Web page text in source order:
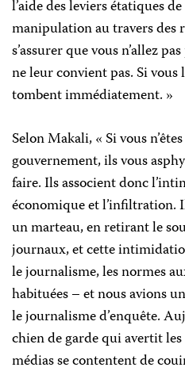
l’aide des leviers étatiques
manipulation au travers des
s’assurer que vous n’allez
ne leur convient pas. Si vous
tombent immédiatement. »
Selon Makali, « Si vous
gouvernement, ils vous
faire. Ils associent donc
économique et l’infiltration.
un marteau, en retirant le
journaux, et cette
le journalisme, les normes
habituées – et nous avions
le journalisme d’enquête.
chien de garde qui avertit
médias se contentent de